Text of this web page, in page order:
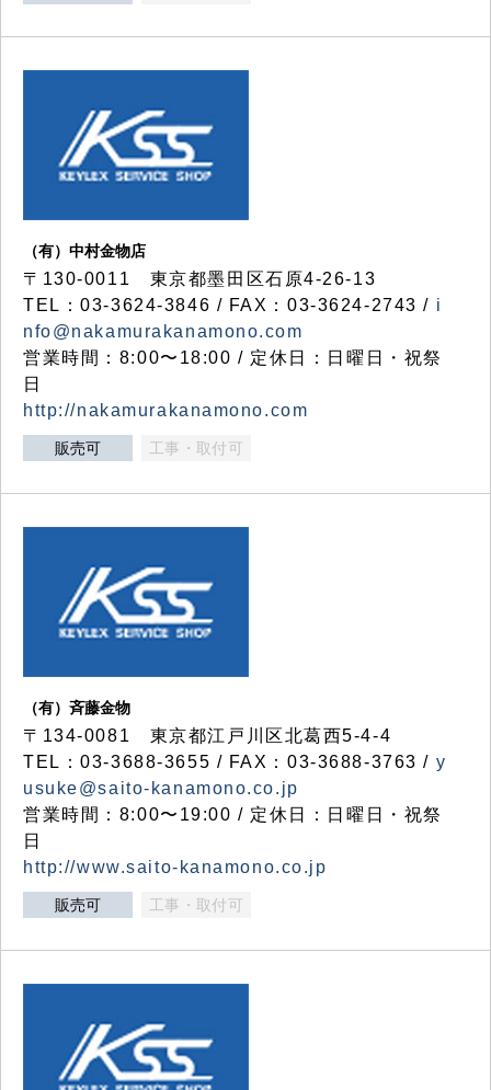
（有）中村金物店
〒130-0011 東京都墨田区石原4-26-13
TEL：03-3624-3846 / FAX：03-3624-2743 / i
nfo@nakamurakanamono.com
営業時間：8:00〜18:00 / 定休日：日曜日・祝祭
日
http://nakamurakanamono.com
販売可 工事・取付可
（有）斉藤金物
〒134-0081 東京都江戸川区北葛西5-4-4
TEL：03-3688-3655 / FAX：03-3688-3763 / y
usuke@saito-kanamono.co.jp
営業時間：8:00〜19:00 / 定休日：日曜日・祝祭
日
http://www.saito-kanamono.co.jp
販売可 工事・取付可